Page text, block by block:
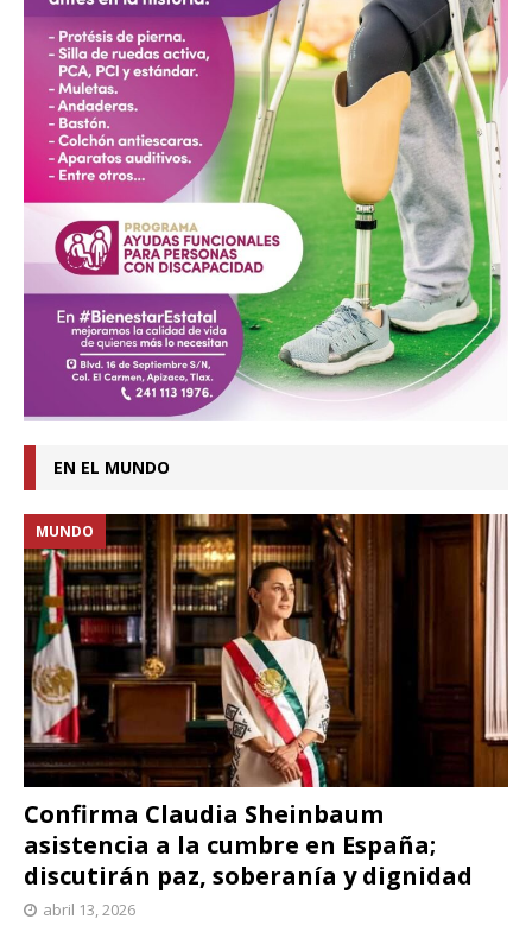
EN EL MUNDO
Confirma Claudia Sheinbaum
asistencia a la cumbre en España;
discutirán paz, soberanía y dignidad
MUNDO
abril 13, 2026